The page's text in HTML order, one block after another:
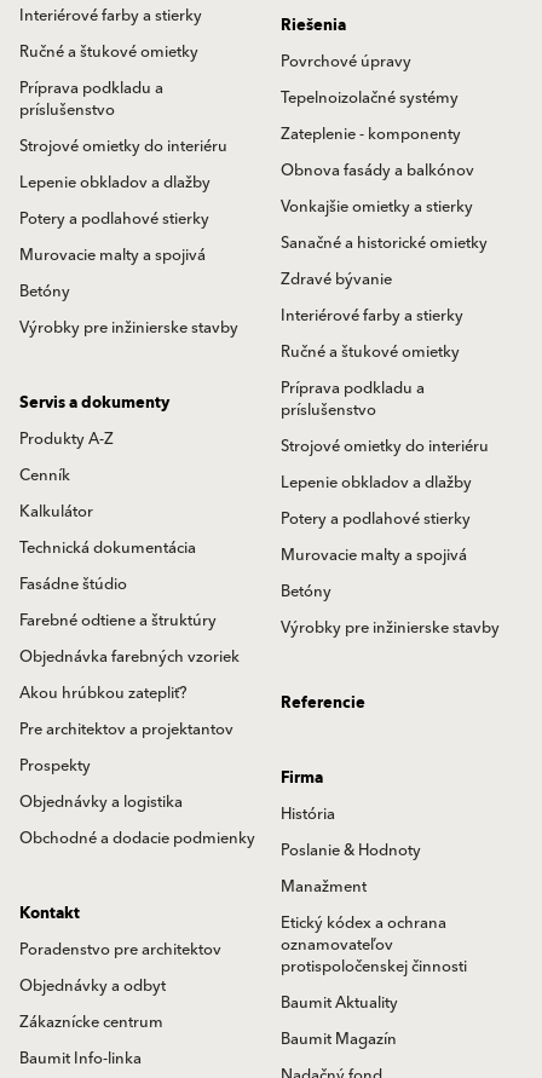
Interiérové farby a stierky
Ručné a štukové omietky
Príprava podkladu a
príslušenstvo
Strojové omietky do interiéru
Lepenie obkladov a dlažby
Potery a podlahové stierky
Murovacie malty a spojivá
Betóny
Výrobky pre inžinierske stavby
Riešenia
Povrchové úpravy
Tepelnoizolačné systémy
Zateplenie - komponenty
Obnova fasády a balkónov
Vonkajšie omietky a stierky
Sanačné a historické omietky
Zdravé bývanie
Interiérové farby a stierky
Ručné a štukové omietky
Príprava podkladu a
príslušenstvo
Strojové omietky do interiéru
Lepenie obkladov a dlažby
Potery a podlahové stierky
Murovacie malty a spojivá
Betóny
Výrobky pre inžinierske stavby
Servis a dokumenty
Produkty A-Z
Cenník
Kalkulátor
Technická dokumentácia
Fasádne štúdio
Farebné odtiene a štruktúry
Objednávka farebných vzoriek
Akou hrúbkou zatepliť?
Pre architektov a projektantov
Prospekty
Objednávky a logistika
Obchodné a dodacie podmienky
Referencie
Firma
História
Poslanie & Hodnoty
Manažment
Etický kódex a ochrana
oznamovateľov
protispoločenskej činnosti
Baumit Aktuality
Baumit Magazín
Kontakt
Poradenstvo pre architektov
Objednávky a odbyt
Zákaznícke centrum
Baumit Info-linka